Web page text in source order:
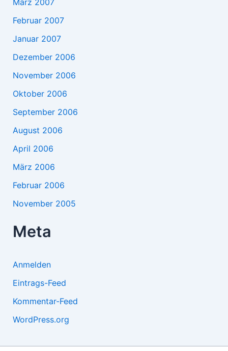
März 2007
Februar 2007
Januar 2007
Dezember 2006
November 2006
Oktober 2006
September 2006
August 2006
April 2006
März 2006
Februar 2006
November 2005
Meta
Anmelden
Eintrags-Feed
Kommentar-Feed
WordPress.org